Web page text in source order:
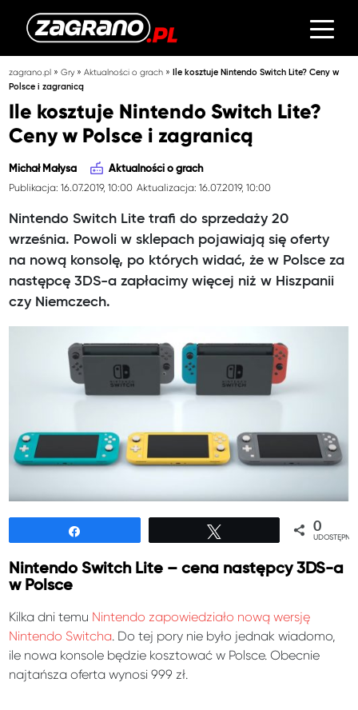
zagrano.pl »Gry»Aktualności o grach » Ile kosztuje Nintendo Switch Lite? Ceny w
Polsce i zagranicą
Ile kosztuje Nintendo Switch Lite?
Ceny w Polsce i zagranicą
Michał Małysa Aktualności o grach
Publikacja: 16.07.2019, 10:00 Aktualizacja: 16.07.2019, 10:00
Nintendo Switch Lite trafi do sprzedaży 20
września. Powoli w sklepach pojawiają się oferty
na nową konsolę, po których widać, że w Polsce za
następcę 3DS-a zapłacimy więcej niż w Hiszpanii
czy Niemczech.
0
Nintendo Switch Lite – cena następcy 3DS-a
w Polsce
Kilka dni temu Nintendo zapowiedziało nową wersję
Nintendo Switcha. Do tej pory nie było jednak wiadomo,
ile nowa konsole będzie kosztować w Polsce. Obecnie
najtańsza oferta wynosi 999 zł.